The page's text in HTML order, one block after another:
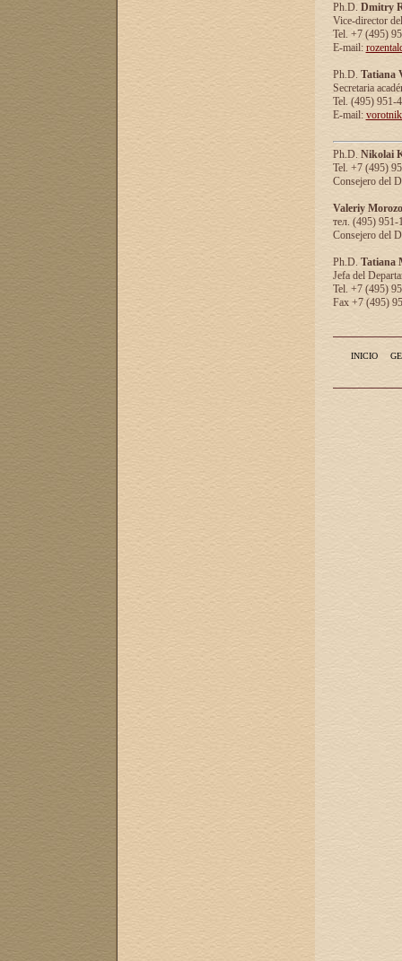
Ph.D. Dmitry
Vice-director
Tel. +7 (495)
E-mail:
Ph.D. Tatiana
Secretaria
Tel. (495) 951-
E-mail:
Ph.D. Nikolai
Tel. +7 (495)
Consejero del
Valeriy
тел. (495) 951-
Consejero del
Ph.D. Tatiana
Jefa del
Tel. +7 (495)
Fax +7 (495)
INICIO